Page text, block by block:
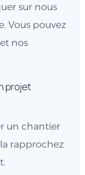
sur nous
Vous pouvez
nos
projet
un chantier
rapprochez